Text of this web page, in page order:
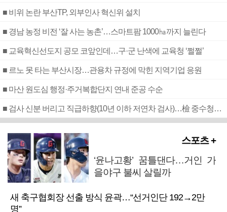
■ 비위 논란 부산TP, 외부인사 혁신위 설치
■ 경남 농정 비전 ‘잘 사는 농촌’…스마트팜 1000㏊까지 늘린다
■ 교육혁신선도지 공모 코앞인데…구·군 난색에 교육청 ‘쩔쩔’
■ 르노 못 타는 부산시장…관용차 규정에 막힌 지역기업 응원
■ 마산 원도심 행정·주거복합단지 연내 준공 수순
■ 검사 신분 버리고 직급하향(10년 이하 저연차 검사)…檢 중수청행 기피
스포츠 +
‘윤나고황’ 꿈틀댄다…거인 가
을야구 불씨 살릴까
새 축구협회장 선출 방식 윤곽…“선거인단 192→2만
명”